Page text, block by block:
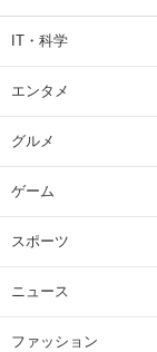
IT・科学
エンタメ
グルメ
ゲーム
スポーツ
ニュース
ファッション